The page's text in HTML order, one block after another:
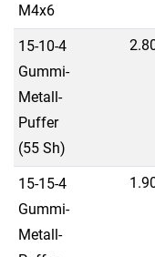
M4x6
15-10-4
Gummi-
Metall-
Puffer
(55 Sh)
15-15-4
Gummi-
Metall-